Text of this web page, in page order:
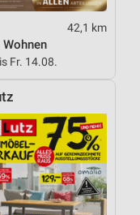
42,1 km
Fr. 14.08.